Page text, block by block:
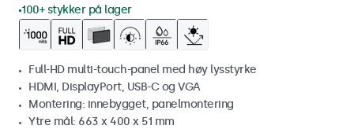
100+ stykker på lager
Full-HD multi-touch-panel med høy lysstyrke
HDMI, DisplayPort, USB-C og VGA
Montering: innebygget, panelmontering
Ytre mål: 663 x 400 x 51 mm